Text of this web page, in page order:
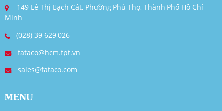
149 Lê Thị Bạch Cát, Phường Phú Thọ, Thành Phố Hồ Chí
Minh
(028) 39 629 026
fataco@hcm.fpt.vn
sales@fataco.com
MENU